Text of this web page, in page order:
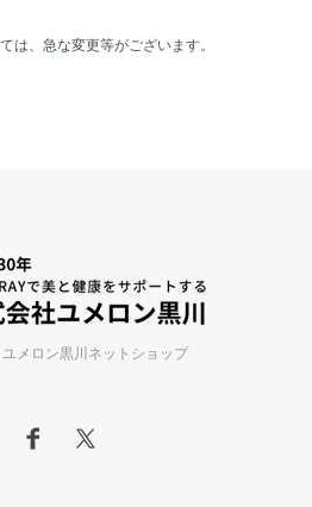
は、急な変更等がございます。
ユメロン黒川ネットショップ